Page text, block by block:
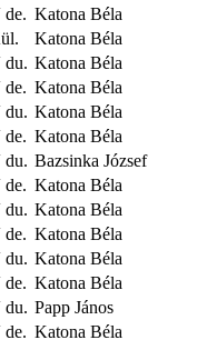
de. Katona Béla
Katona Béla
du. Katona Béla
de. Katona Béla
du. Katona Béla
de. Katona Béla
du. Bazsinka József
de. Katona Béla
du. Katona Béla
de. Katona Béla
du. Katona Béla
de. Katona Béla
du. Papp János
de. Katona Béla